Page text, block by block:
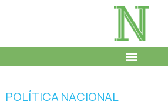
POLÍTICA NACIONAL